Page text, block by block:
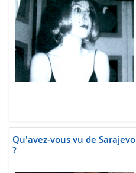
Qu'avez-vous vu de Sarajevo
?